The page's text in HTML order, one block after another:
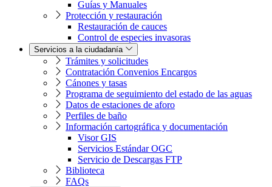
Guías y Manuales
Protección y restauración
Restauración de cauces
Control de especies invasoras
Servicios a la ciudadanía
Trámites y solicitudes
Contratación Convenios Encargos
Cánones y tasas
Programa de seguimiento del estado de las aguas
Datos de estaciones de aforo
Perfiles de baño
Información cartográfica y documentación
Visor GIS
Servicios Estándar OGC
Servicio de Descargas FTP
Biblioteca
FAQs